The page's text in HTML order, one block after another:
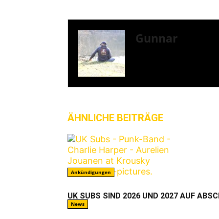
Gunnar
ÄHNLICHE BEITRÄGE
Ankündigungen
UK SUBS SIND 2026 UND 2027 AUF
News